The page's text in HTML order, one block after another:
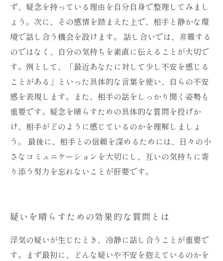
ず、疑念を持っている理由を自分自身で整理してみまし
ょう。次に、その感情を踏まえた上で、相手と静かな環
境で話し合う機会を設けます。 話し合いでは、非難する
のではなく、自分の気持ちを素直に伝えることが大切で
す。例として、「最近あなたに対して少し不安を感じる
ことがある」といった具体的な言葉を使い、自らの不安
感を表現します。また、相手の話をしっかり聞く姿勢も
重要です。疑念を晴らすための具体的な質問を投げか
け、相手がどのように感じているのかを理解しましょ
う。 最後に、相手との信頼を深めるためには、日々の小
さなコミュニケーションを大切にし、互いの気持ちに寄
り添う努力を忘れないことが肝要です。
疑いを晴らすための効果的な質問とは
浮気の疑いが生じたとき、冷静に話し合うことが重要で
す。まず最初に、どんな疑いや不安を抱えているのかを